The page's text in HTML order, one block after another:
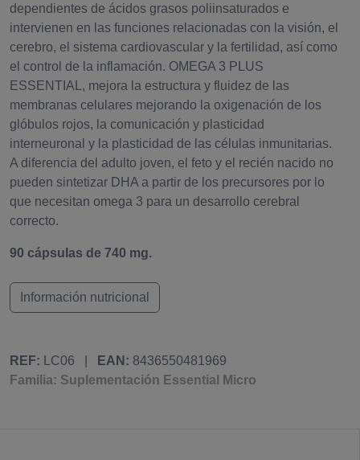
dependientes de ácidos grasos poliinsaturados e
intervienen en las funciones relacionadas con la visión, el
cerebro, el sistema cardiovascular y la fertilidad, así como
el control de la inflamación. OMEGA 3 PLUS
ESSENTIAL, mejora la estructura y fluidez de las
membranas celulares mejorando la oxigenación de los
glóbulos rojos, la comunicación y plasticidad
interneuronal y la plasticidad de las células inmunitarias.
A diferencia del adulto joven, el feto y el recién nacido no
pueden sintetizar DHA a partir de los precursores por lo
que necesitan omega 3 para un desarrollo cerebral
correcto.
90 cápsulas de 740 mg.
Información nutricional
REF: LC06 EAN: 8436550481969
Familia: Suplementación Essential Micro